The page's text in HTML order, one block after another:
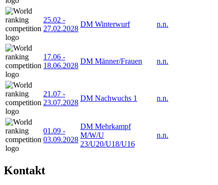
25.02 -
27.02.2028
DM Winterwurf n.n.
17.06 -
18.06.2028
DM Männer/Frauen n.n.
21.07 -
23.07.2028
DM Nachwuchs 1 n.n.
01.09 -
03.09.2028
DM Mehrkampf
M/W/U
23/U20/U18/U16
n.n.
Kontakt